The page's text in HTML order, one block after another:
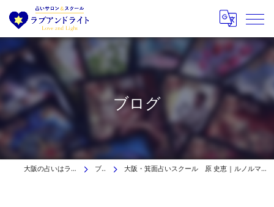
ブログ
大阪の占いはラブアンドライト ブログ 大阪・箕面占いスクール 原 史恵 | ルノルマンカード「本」が示す恋愛のメッセージ